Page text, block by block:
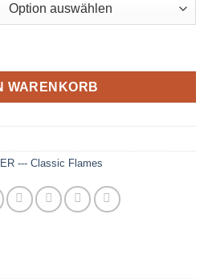
Set - Big Flames Menge
WARENKORB
--- Classic Flames